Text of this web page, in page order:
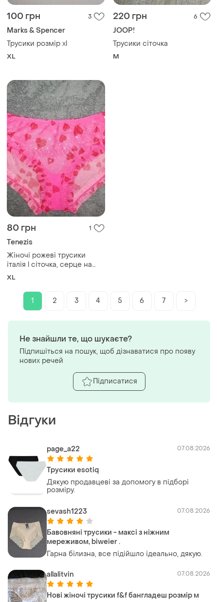
100 грн 3
Marks & Spencer
Трусики розмір xl
XL
220 грн 6
JOOP!
Трусики сіточка
M
80 грн 1
Tenezis
Жіночі рожеві трусики
італія l сіточка, серце на
попі
XL
1 2 3 4 5 6 7 >
Відгуки
page_a22 07.08.2026
Трусики esotiq
Дякую продавцеві за допомогу в підборі
розміру.
sevash1223 07.08.2026
Бавовняні трусики - максі з ніжним
мереживом, biweier .
Гарна білизна, все підійшло ідеально, дякую.
allalitvin 07.08.2026
Нові жіночі трусики f&f бангладеш розмір м
Не знайшли те, що шукаєте?
Підпишіться на пошук, щоб дізнаватися про появу
нових речей
Підписатися